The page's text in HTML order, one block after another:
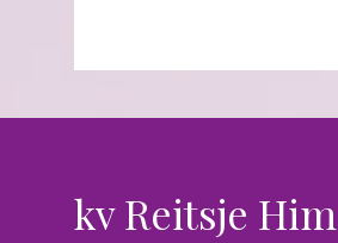
kv Reitsje Him